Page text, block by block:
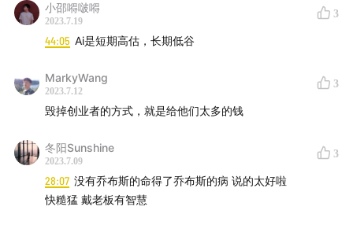
03:26 从创业者转型投资人的幕后故事
资机构
“小天才”创业有什么必备的特质
22:29 移动互联网浪潮与AI革命的异同
创业者为何以及如何做到“快、糙、猛”
小邵嘚啵嘚
2023.7.19
3
44:05 Ai是短期高估，长期低谷
MarkyWang
2023.7.12
3
毁掉创业者的方式，就是给他们太多的钱
冬阳Sunshine
2023.7.09
3
28:07 没有乔布斯的命得了乔布斯的病 说的太好啦
快糙猛 戴老板有智慧